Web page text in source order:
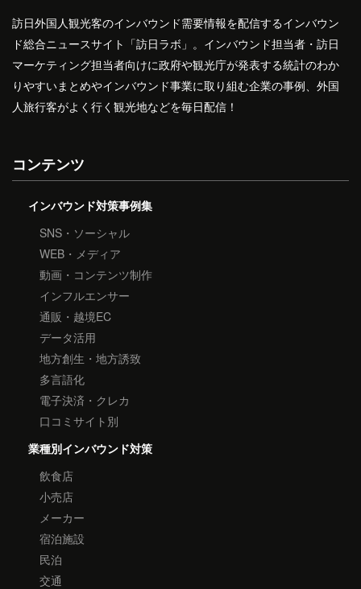
訪日外国人観光客のインバウンド需要情報を配信するインバウン
ド総合ニュースサイト「訪日ラボ」。インバウンド担当者・訪日
マーケティング担当者向けに政府や観光庁が発表する統計のわか
りやすいまとめやインバウンド事業に取り組む企業の事例、外国
人旅行客がよく行く観光地などを毎日配信！
コンテンツ
インバウンド対策事例集
SNS・ソーシャル
WEB・メディア
動画・コンテンツ制作
インフルエンサー
通販・越境EC
データ活用
地方創生・地方誘致
多言語化
電子決済・クレカ
口コミサイト別
業種別インバウンド対策
飲食店
小売店
メーカー
宿泊施設
民泊
交通